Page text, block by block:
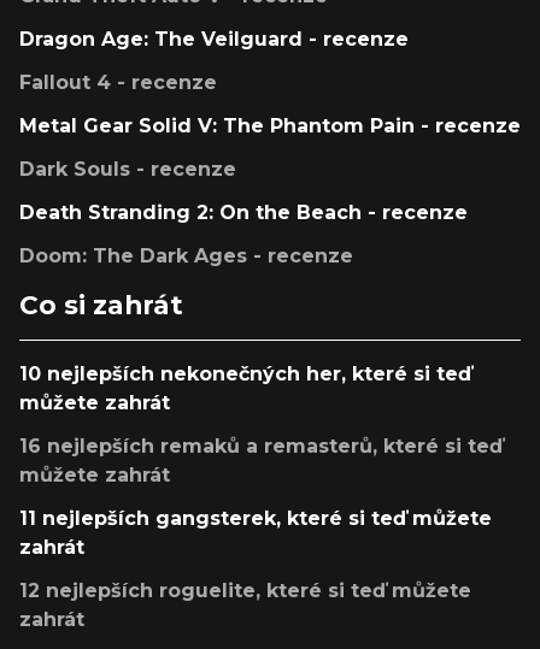
Dragon Age: The Veilguard - recenze
Fallout 4 - recenze
Metal Gear Solid V: The Phantom Pain - recenze
Dark Souls - recenze
Death Stranding 2: On the Beach - recenze
Doom: The Dark Ages - recenze
Co si zahrát
10 nejlepších nekonečných her, které si teď
můžete zahrát
16 nejlepších remaků a remasterů, které si teď
můžete zahrát
11 nejlepších gangsterek, které si teď můžete
zahrát
12 nejlepších roguelite, které si teď můžete
zahrát